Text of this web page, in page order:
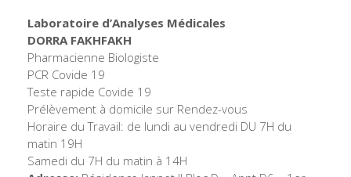
Laboratoire d’Analyses Médicales
DORRA FAKHFAKH
Pharmacienne Biologiste
PCR Covide 19
Teste rapide Covide 19
Prélèvement à domicile sur Rendez-vous
Horaire du Travail: de lundi au vendredi DU 7H du
matin 19H
Samedi du 7H du matin à 14H